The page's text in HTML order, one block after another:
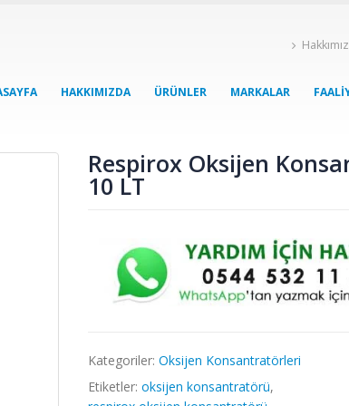
HAKKIMIZDA ÜRÜNLER MARKALAR
Respirox Oksijen
10 LT
Kategoriler: Oksijen Konsantratörleri
Etiketler: oksijen konsantratörü,